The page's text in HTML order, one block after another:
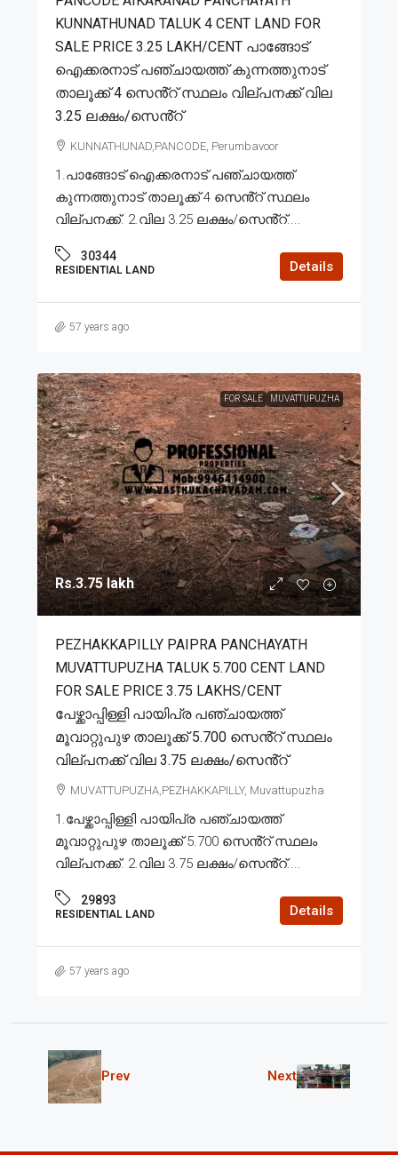
KUNNATHUNAD TALUK 4 CENT LAND FOR
SALE PRICE 3.25 LAKH/CENT പാങ്ങോട്
ഐക്കരനാട് പഞ്ചായത്ത് കുന്നത്തുനാട്
താലൂക്ക് 4 സെൻ്റ് സ്ഥലം വില്പനക്ക് വില
3.25 ലക്ഷം/സെൻ്റ്
KUNNATHUNAD,PANCODE, Perumbavoor
1.പാങ്ങോട് ഐക്കരനാട് പഞ്ചായത്ത്
കുന്നത്തുനാട് താലൂക്ക് 4 സെൻ്റ് സ്ഥലം
വില്പനക്ക്. 2.വില 3.25 ലക്ഷം/സെൻ്റ്....
30344
RESIDENTIAL LAND Details
57 years ago
FOR SALE MUVATTUPUZHA
Rs.3.75 lakh
PEZHAKKAPILLY PAIPRA PANCHAYATH
MUVATTUPUZHA TALUK 5.700 CENT LAND
FOR SALE PRICE 3.75 LAKHS/CENT
പേഴ്ക്കാപ്പിള്ളി പായിപ്ര പഞ്ചായത്ത്
മൂവാറ്റുപുഴ താലൂക്ക് 5.700 സെൻ്റ് സ്ഥലം
വില്പനക്ക് വില 3.75 ലക്ഷം/സെൻ്റ്
MUVATTUPUZHA,PEZHAKKAPILLY, Muvattupuzha
1.പേഴ്ക്കാപ്പിള്ളി പായിപ്ര പഞ്ചായത്ത്
മൂവാറ്റുപുഴ താലൂക്ക് 5.700 സെൻ്റ് സ്ഥലം
വില്പനക്ക്. 2.വില 3.75 ലക്ഷം/സെൻ്റ്....
29893
RESIDENTIAL LAND Details
57 years ago
Prev Next